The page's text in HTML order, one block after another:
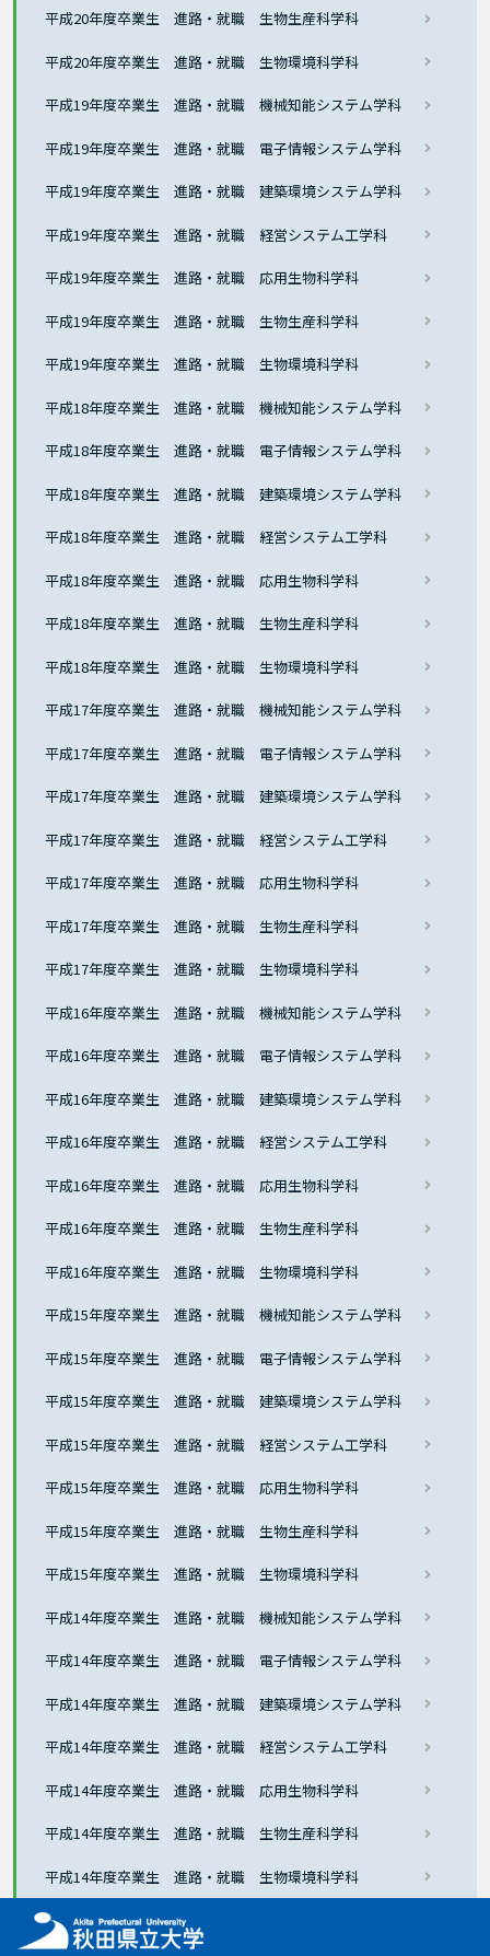
平成20年度卒業生 進路・就職 生物生産科学科
平成20年度卒業生 進路・就職 生物環境科学科
平成19年度卒業生 進路・就職 機械知能システム学科
平成19年度卒業生 進路・就職 電子情報システム学科
平成19年度卒業生 進路・就職 建築環境システム学科
平成19年度卒業生 進路・就職 経営システム工学科
平成19年度卒業生 進路・就職 応用生物科学科
平成19年度卒業生 進路・就職 生物生産科学科
平成19年度卒業生 進路・就職 生物環境科学科
平成18年度卒業生 進路・就職 機械知能システム学科
平成18年度卒業生 進路・就職 電子情報システム学科
平成18年度卒業生 進路・就職 建築環境システム学科
平成18年度卒業生 進路・就職 経営システム工学科
平成18年度卒業生 進路・就職 応用生物科学科
平成18年度卒業生 進路・就職 生物生産科学科
平成18年度卒業生 進路・就職 生物環境科学科
平成17年度卒業生 進路・就職 機械知能システム学科
平成17年度卒業生 進路・就職 電子情報システム学科
平成17年度卒業生 進路・就職 建築環境システム学科
平成17年度卒業生 進路・就職 経営システム工学科
平成17年度卒業生 進路・就職 応用生物科学科
平成17年度卒業生 進路・就職 生物生産科学科
平成17年度卒業生 進路・就職 生物環境科学科
平成16年度卒業生 進路・就職 機械知能システム学科
平成16年度卒業生 進路・就職 電子情報システム学科
平成16年度卒業生 進路・就職 建築環境システム学科
平成16年度卒業生 進路・就職 経営システム工学科
平成16年度卒業生 進路・就職 応用生物科学科
平成16年度卒業生 進路・就職 生物生産科学科
平成16年度卒業生 進路・就職 生物環境科学科
平成15年度卒業生 進路・就職 機械知能システム学科
平成15年度卒業生 進路・就職 電子情報システム学科
平成15年度卒業生 進路・就職 建築環境システム学科
平成15年度卒業生 進路・就職 経営システム工学科
平成15年度卒業生 進路・就職 応用生物科学科
平成15年度卒業生 進路・就職 生物生産科学科
平成15年度卒業生 進路・就職 生物環境科学科
平成14年度卒業生 進路・就職 機械知能システム学科
平成14年度卒業生 進路・就職 電子情報システム学科
平成14年度卒業生 進路・就職 建築環境システム学科
平成14年度卒業生 進路・就職 経営システム工学科
平成14年度卒業生 進路・就職 応用生物科学科
平成14年度卒業生 進路・就職 生物生産科学科
平成14年度卒業生 進路・就職 生物環境科学科